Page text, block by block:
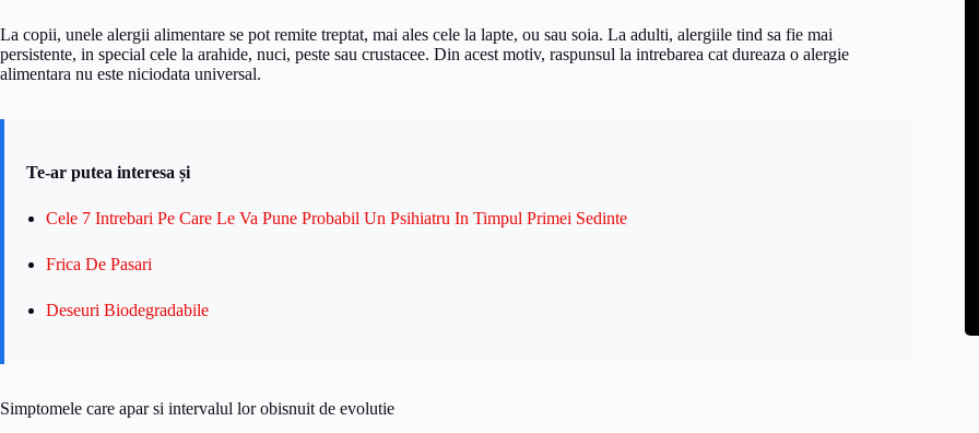
La copii, unele alergii alimentare se pot remite treptat, mai ales cele la lapte, ou sau soia. La adulti, alergiile tind sa fie mai
persistente, in special cele la arahide, nuci, peste sau crustacee. Din acest motiv, raspunsul la intrebarea cat dureaza o alergie
alimentara nu este niciodata universal.
Te-ar putea interesa și
Cele 7 Intrebari Pe Care Le Va Pune Probabil Un Psihiatru In Timpul Primei Sedinte
Frica De Pasari
Deseuri Biodegradabile
Simptomele care apar si intervalul lor obisnuit de evolutie